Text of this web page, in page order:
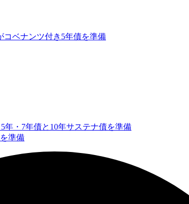
コベナンツ付き5年債を準備
年・7年債と10年サステナ債を準備
準備